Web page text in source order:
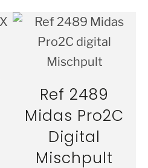
Ref 2489
Midas Pro2C
Digital
Mischpult